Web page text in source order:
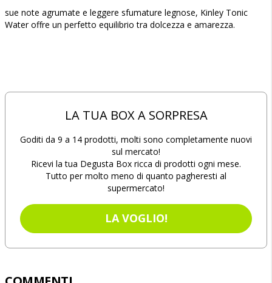
sue note agrumate e leggere sfumature legnose, Kinley Tonic
Water offre un perfetto equilibrio tra dolcezza e amarezza.
LA TUA BOX A SORPRESA
Goditi da 9 a 14 prodotti, molti sono completamente nuovi
sul mercato!
Ricevi la tua Degusta Box ricca di prodotti ogni mese.
Tutto per molto meno di quanto pagheresti al
supermercato!
LA VOGLIO!